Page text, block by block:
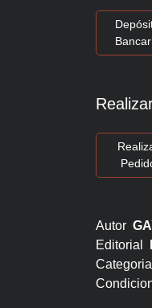
Autor
Editorial
Categoria